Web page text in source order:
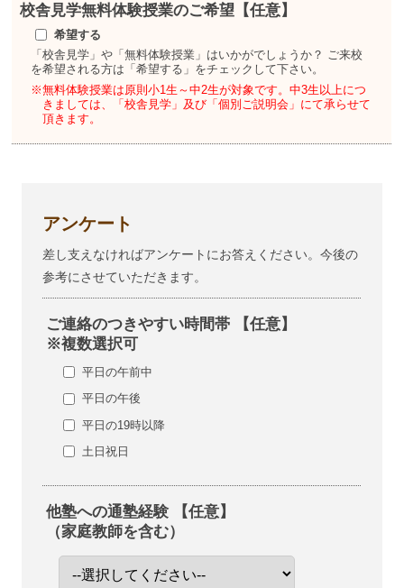
校舎見学無料体験授業のご希望【任意】
希望する
「校舎見学」や「無料体験授業」はいかがでしょうか？ ご来校
を希望される方は「希望する」をチェックして下さい。
※無料体験授業は原則小1生～中2生が対象です。中3生以上につ
きましては、「校舎見学」及び「個別ご説明会」にて承らせて
頂きます。
アンケート
差し支えなければアンケートにお答えください。今後の
参考にさせていただきます。
ご連絡のつきやすい時間帯 【任意】
※複数選択可
平日の午前中
平日の午後
平日の19時以降
土日祝日
他塾への通塾経験 【任意】
（家庭教師を含む）